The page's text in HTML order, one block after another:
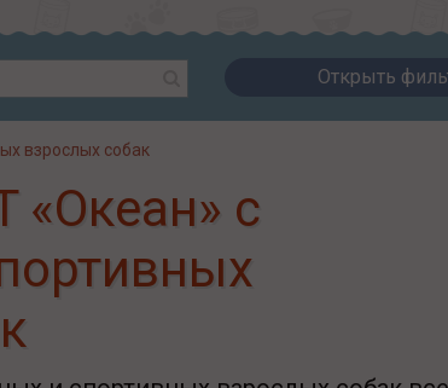
Открыть
взрослых собак
«Океан» с